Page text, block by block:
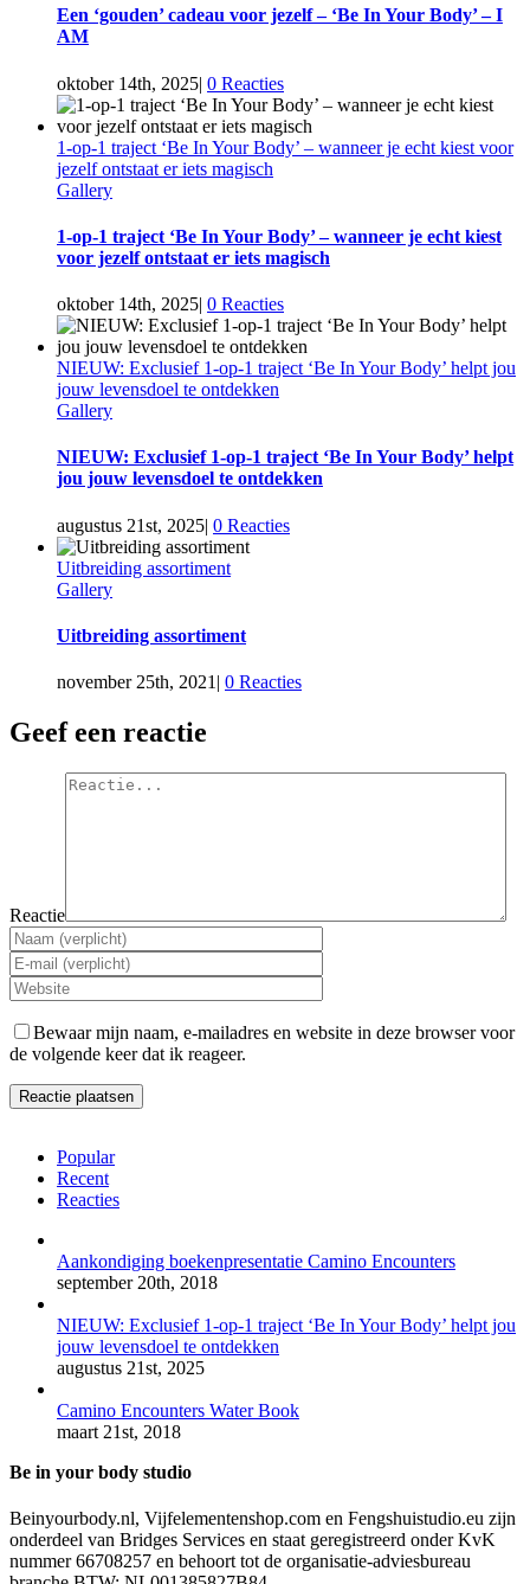
Een ‘gouden’ cadeau voor jezelf – ‘Be In Your Body’ – I
AM
oktober 14th, 2025| 0 Reacties
1-op-1 traject ‘Be In Your Body’ – wanneer je echt kiest voor
jezelf ontstaat er iets magisch
Gallery
1-op-1 traject ‘Be In Your Body’ – wanneer je echt kiest
voor jezelf ontstaat er iets magisch
oktober 14th, 2025| 0 Reacties
NIEUW: Exclusief 1-op-1 traject ‘Be In Your Body’ helpt jou
jouw levensdoel te ontdekken
Gallery
NIEUW: Exclusief 1-op-1 traject ‘Be In Your Body’ helpt
jou jouw levensdoel te ontdekken
augustus 21st, 2025| 0 Reacties
Uitbreiding assortiment
Gallery
Uitbreiding assortiment
november 25th, 2021 | 0 Reacties
Geef een reactie
Reactie
Bewaar mijn naam, e-mailadres en website in deze browser voor
de volgende keer dat ik reageer.
Popular
Recent
Reacties
Aankondiging boekenpresentatie Camino Encounters
september 20th, 2018
NIEUW: Exclusief 1-op-1 traject ‘Be In Your Body’ helpt jou
jouw levensdoel te ontdekken
augustus 21st, 2025
Camino Encounters Water Book
maart 21st, 2018
Be in your body studio
Beinyourbody.nl, Vijfelementenshop.com en Fengshuistudio.eu zijn
onderdeel van Bridges Services en staat geregistreerd onder KvK
nummer 66708257 en behoort tot de organisatie-adviesbureau